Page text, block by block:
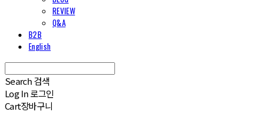
REVIEW
Q&A
B2B
English
Search 검색
Log In로그인
Cart장바구니